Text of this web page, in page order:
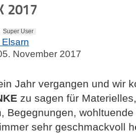
2017
Super User
November 2017
Jahr vergangen und wir
zu sagen für
Begegnungen,
sehr geschmackvoll